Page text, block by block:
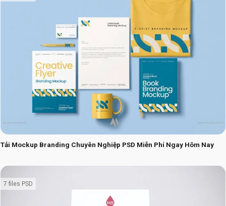
Tải Mockup Branding Chuyên Nghiệp PSD Miễn Phí Ngay Hôm Nay
7 files PSD